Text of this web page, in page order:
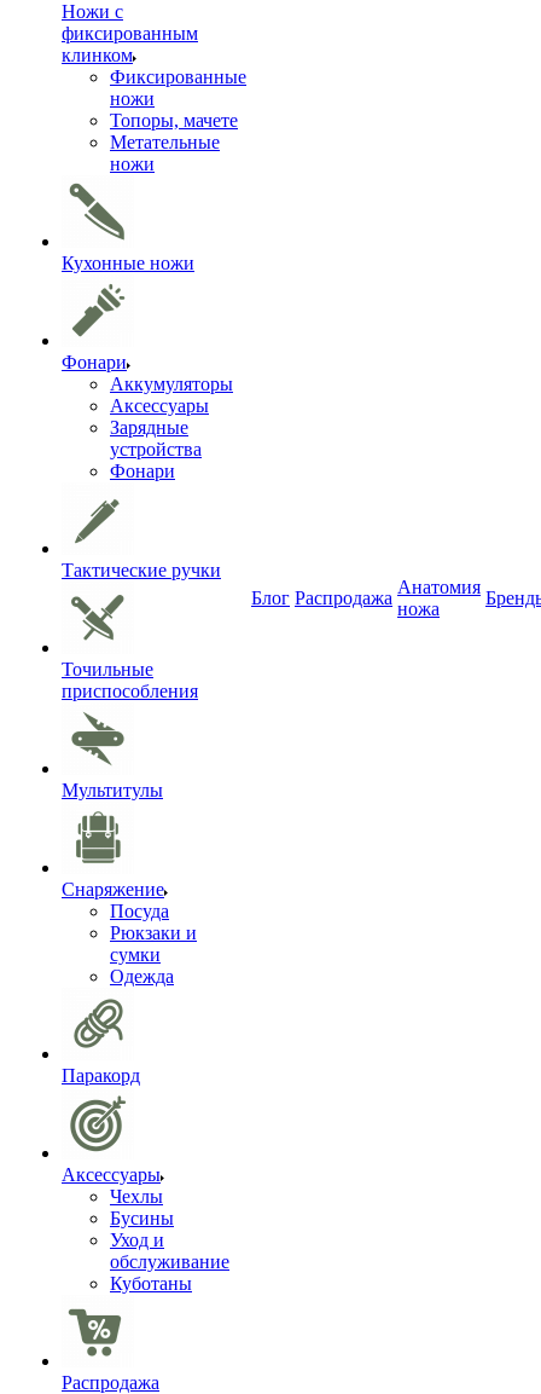
Ножи с
фиксированным
клинком
Фиксированные
ножи
Топоры, мачете
Метательные
ножи
Кухонные ножи
Фонари
Аккумуляторы
Аксессуары
Зарядные
устройства
Фонари
Тактические ручки
Точильные
приспособления
Мультитулы
Снаряжение
Посуда
Рюкзаки и
сумки
Одежда
Паракорд
Аксессуары
Чехлы
Бусины
Уход и
обслуживание
Куботаны
Распродажа
Блог Распродажа
Анатомия
ножа